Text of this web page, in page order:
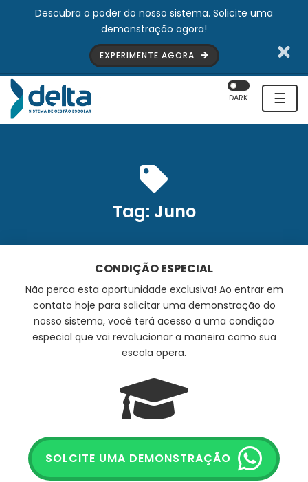
Descubra o poder do nosso sistema. Solicite uma
demonstração agora!
EXPERIMENTE AGORA
☰
DARK
Tag: Juno
CONDIÇÃO ESPECIAL
Não perca esta oportunidade exclusiva! Ao entrar em
contato hoje para solicitar uma demonstração do
nosso sistema, você terá acesso a uma condição
especial que vai revolucionar a maneira como sua
escola opera.
SOLCITE UMA DEMONSTRAÇÃO